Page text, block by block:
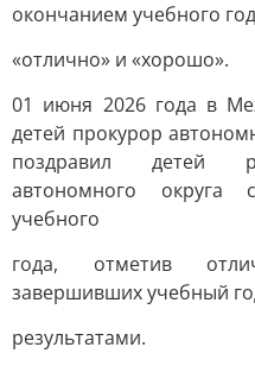
окончанием учебного
«отлично» и «хорошо».
01 июня 2026 года в
детей прокурор
поздравил детей
автономного округа
учебного
года, отметив
завершивших учебный
результатами.